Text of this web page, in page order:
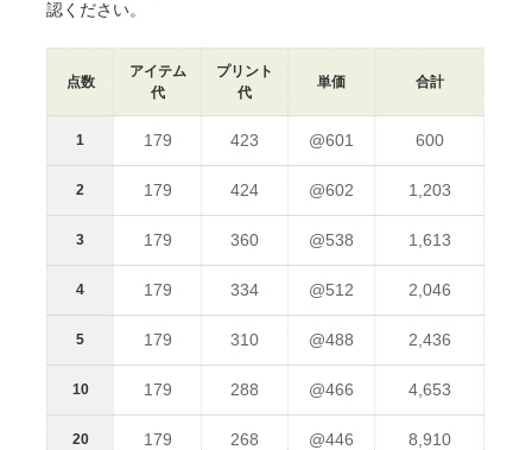
認ください。
点数
アイテム
代
プリント
代
単価 合計
1 179 423 @601 600
2 179 424 @602 1,203
3 179 360 @538 1,613
4 179 334 @512 2,046
5 179 310 @488 2,436
10 179 288 @466 4,653
20 179 268 @446 8,910